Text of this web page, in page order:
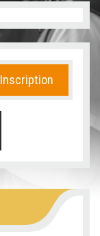
Inscription